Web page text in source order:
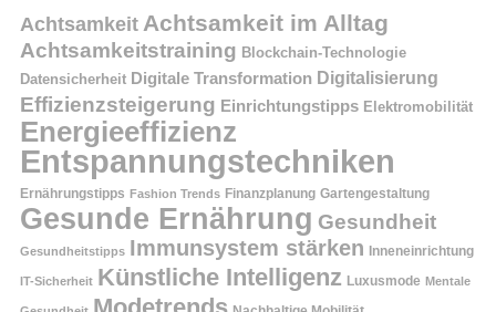
Achtsamkeit Achtsamkeit im Alltag
Achtsamkeitstraining Blockchain-Technologie
Datensicherheit Digitale Transformation Digitalisierung
Effizienzsteigerung Einrichtungstipps Elektromobilität
Energieeffizienz
Entspannungstechniken
Ernährungstipps Fashion Trends Finanzplanung Gartengestaltung
Gesunde Ernährung Gesundheit
Gesundheitstipps Immunsystem stärken Inneneinrichtung
IT-Sicherheit Künstliche Intelligenz Luxusmode Mentale